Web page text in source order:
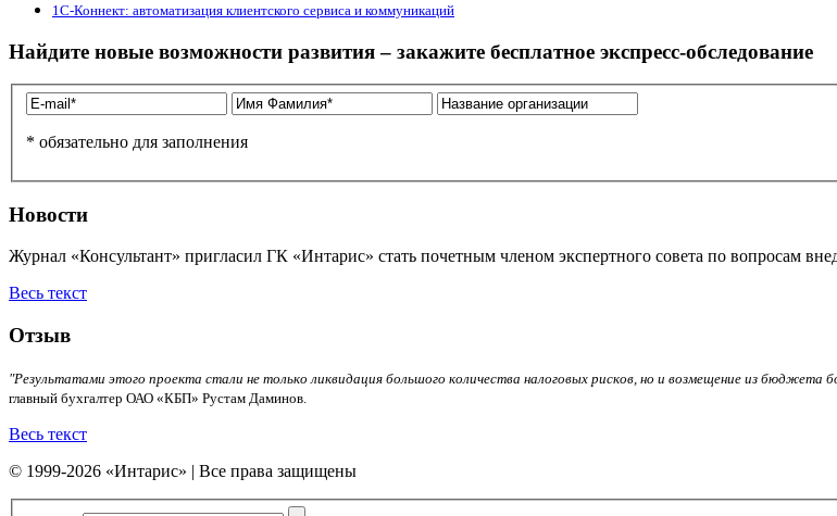
1С-Коннект: автоматизация клиентского сервиса и коммуникаций
Найдите новые возможности развития – закажите бесплатное экспресс-обследование
* обязательно для заполнения
Новости
Журнал «Консультант» пригласил ГК «Интарис» стать почетным членом экспертного совета по вопросам
Весь текст
Отзыв
"Результатами этого проекта стали не только ликвидация большого количества налоговых рисков, но и возмещение из бюджета
главный бухгалтер ОАО «КБП» Рустам Даминов.
Весь текст
© 1999-2026 «Интарис» | Все права защищены